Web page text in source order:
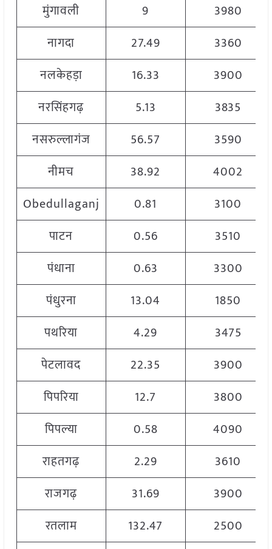
मुंगावली
9
3980
नागदा
27.49
3360
नलकेहड़ा
16.33
3900
नरसिंहगढ़
5.13
3835
नसरुल्लागंज
56.57
3590
नीमच
38.92
4002
Obedullaganj
0.81
3100
पाटन
0.56
3510
पंधाना
0.63
3300
पंधुरना
13.04
1850
पथरिया
4.29
3475
पेटलावद
22.35
3900
पिपरिया
12.7
3800
पिपल्या
0.58
4090
राहतगढ़
2.29
3610
राजगढ़
31.69
3900
रतलाम
132.47
2500